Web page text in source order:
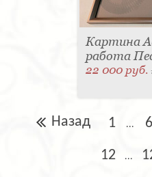
Картина
работа
22 000 руб.
Назад 1 ... 6
12 ...